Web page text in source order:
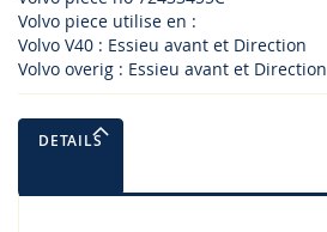
Volvo piece utilise en :
Volvo V40 : Essieu avant et Direction
Volvo overig : Essieu avant et Direction
DETAILS